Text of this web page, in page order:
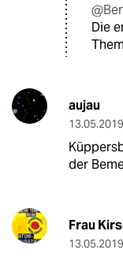
Die
aujau
13.05.2019
der
Frau
13.05.2019